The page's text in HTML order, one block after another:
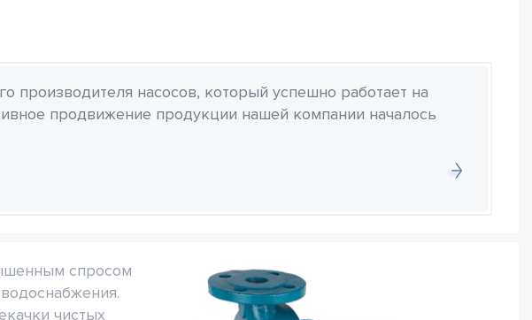
производителя насосов, который успешно работает на
продвижение продукции нашей компании началось
спросом
чистых